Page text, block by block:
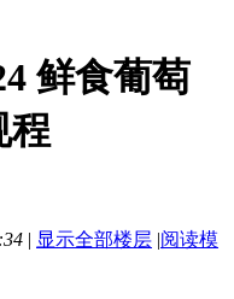
鲜食葡萄
程
| 显示全部楼层 |阅读模